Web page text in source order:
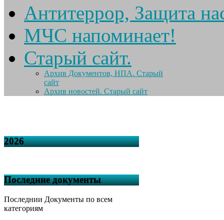
Антитеррор, Защита
МЧС напоминает!
Старый сайт.
Архив Документов, НПА. Старый
сайт
Архив новостей. Старый сайт
2026
Последние документы
Последнии Документы по всем
категориям